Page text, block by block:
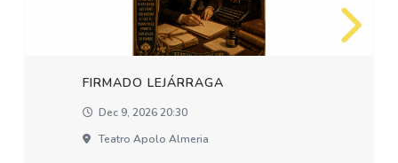
FIRMADO LEJÁRRAGA
Dec 9, 2026 20:30
Teatro Apolo Almeria